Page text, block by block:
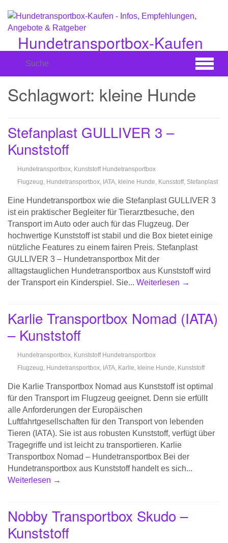
Hauptinhalt
springen
Hundetransportbox-Kaufen
Schlagwort: kleine Hunde
Stefanplast GULLIVER 3 –
Kunststoff
Hundetransportbox, Kunststoff Hundetransportbox
Flugzeug, Hundetransportbox, IATA, kleine Hunde, Kunsstoff, Stefanplast
Eine Hundetransportbox wie die Stefanplast GULLIVER 3
ist ein praktischer Begleiter für Tierarztbesuche, den
Transport im Auto oder auch für das Flugzeug. Der
hochwertige Kunststoff ist stabil und die Box bietet einige
nützliche Features zu einem fairen Preis. Stefanplast
GULLIVER 3 – Hundetransportbox Mit der
alltagstauglichen Hundetransportbox aus Kunststoff wird
der Transport ein Kinderspiel. Sie... Weiterlesen →
Karlie Transportbox Nomad (IATA)
– Kunststoff
Hundetransportbox, Kunststoff Hundetransportbox
Flugzeug, Hundetransportbox, IATA, Karlie, kleine Hunde, Kunststoff
Die Karlie Transportbox Nomad aus Kunststoff ist optimal
für den Transport im Flugzeug geeignet. Denn sie erfüllt
alle Anforderungen der Europäischen
Luftfahrtgesellschaften für den Transport von lebenden
Tieren (IATA). Sie ist aus robusten Kunststoff, verfügt über
Tragegriffe und ist leicht zu transportieren. Karlie
Transportbox Nomad – Hundetransportbox Bei der
Hundetransportbox aus Kunststoff handelt es sich...
Weiterlesen →
Nobby Transportbox Skudo –
Kunststoff